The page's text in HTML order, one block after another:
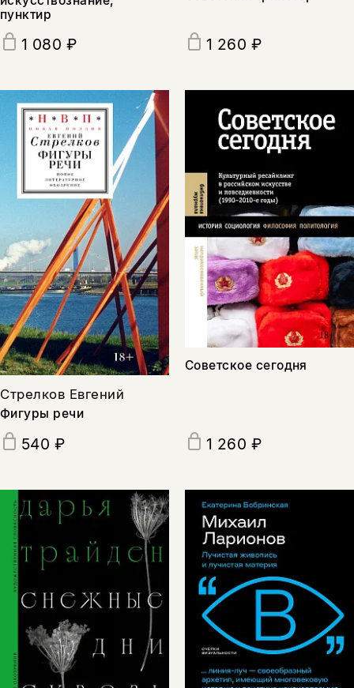
пунктир
1 080 ₽ 1 260 ₽
Стрелков Евгений
Фигуры речи
540 ₽
Советское сегодня
1 260 ₽